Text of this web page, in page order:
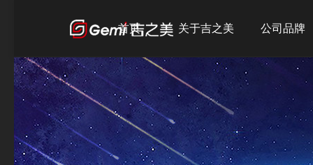
公司品牌
吉宝
吉优
关于吉之美
公司简介
发展历程
企业文化
荣誉资质
首页